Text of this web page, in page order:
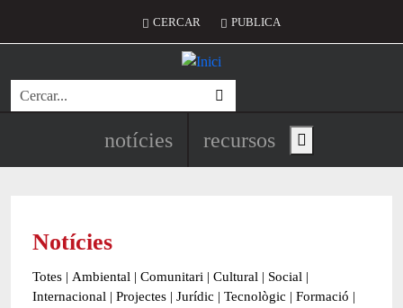
Menú del compte d'usuari
CERCAR PUBLICA
Cerca
Navegació principal de
notícies recursos Show main menu
Notícies
Totes | Ambiental | Comunitari | Cultural | Social |
Internacional | Projectes | Jurídic | Tecnològic | Formació |